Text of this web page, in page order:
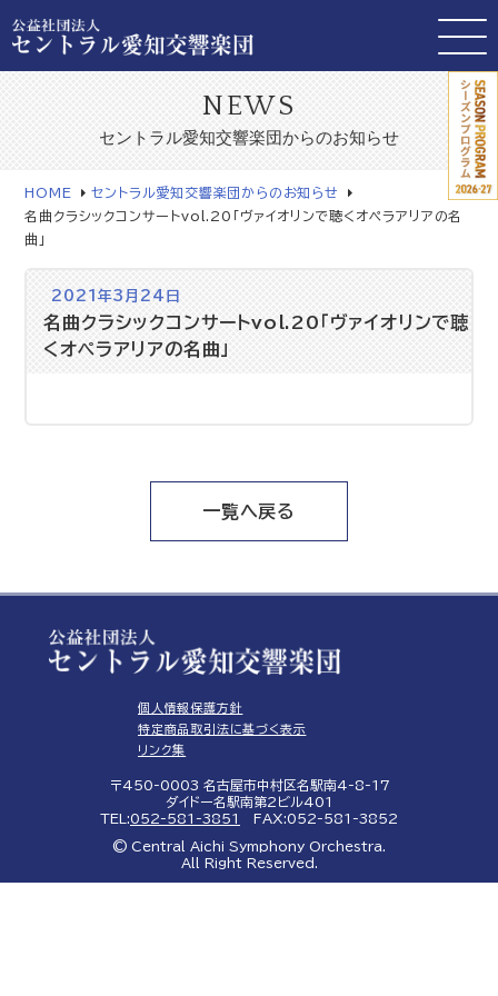
NEWS
セントラル愛知交響楽団からのお知らせ
HOME
セントラル愛知交響楽団からのお知らせ
名曲クラシックコンサートvol.20「ヴァイオリンで聴くオペラアリアの名
曲」
2021年3月24日
名曲クラシックコンサートvol.20「ヴァイオリンで聴
くオペラアリアの名曲」
一覧へ戻る
個人情報保護方針
特定商品取引法に基づく表示
リンク集
〒450-0003 名古屋市中村区名駅南4-8-17
ダイドー名駅南第2ビル401
TEL:052-581-3851 FAX:052-581-3852
© Central Aichi Symphony Orchestra.
All Right Reserved.